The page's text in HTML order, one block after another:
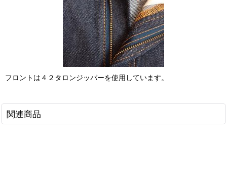
フロントは４２タロンジッパーを使用しています。
関連商品